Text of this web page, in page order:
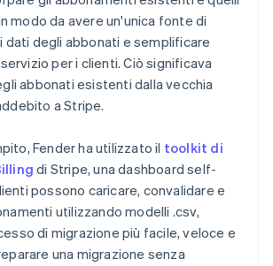
modo da avere un'unica fonte di
dati degli abbonati e semplificare
per i clienti. Ciò significava
abbonati esistenti dalla vecchia
a Stripe.
Fender ha utilizzato il toolkit di
di Stripe, una dashboard self-
possono caricare, convalidare e
utilizzando modelli .csv,
di migrazione più facile, veloce e
una migrazione senza